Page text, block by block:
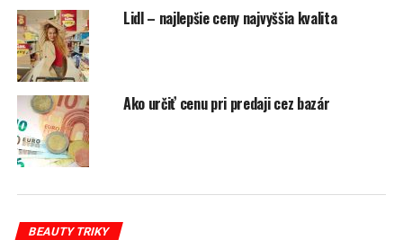
Nasovi trvalo 1000 dní pokiaľ natočil o nich krátke video.
Ak sa chcete pridať do klubu týchto výnimočných ľudí a
záleží vám na životnom prostredí, v ktorom žijete, stačí
sa len poobzerať okolo seba a nápad možno príde aj
sám. Pozrite si video a inšpirujte seba aj iných.
Lidl – najlepšie ceny najvyššia kvalita
Ako určiť cenu pri predaji cez bazár
BEAUTY TRIKY